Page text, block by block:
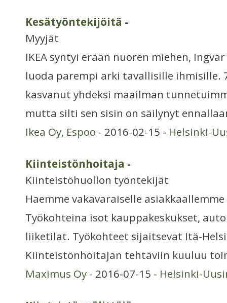
Kesätyöntekijöitä -
Myyjät
IKEA syntyi erään nuoren miehen,
luoda parempi arki tavallisille ihmisille.
kasvanut yhdeksi maailman
mutta silti sen sisin on säilynyt
Ikea Oy, Espoo - 2016-02-15 - Helsinki-
Kiinteistönhoitaja -
Kiinteistöhuollon työntekijät
Haemme vakavaraiselle
Työkohteina isot kauppakeskukset,
liiketilat. Työkohteet sijaitsevat Itä-
Kiinteistönhoitajan tehtäviin kuuluu
Maximus Oy - 2016-07-15 - Helsinki-